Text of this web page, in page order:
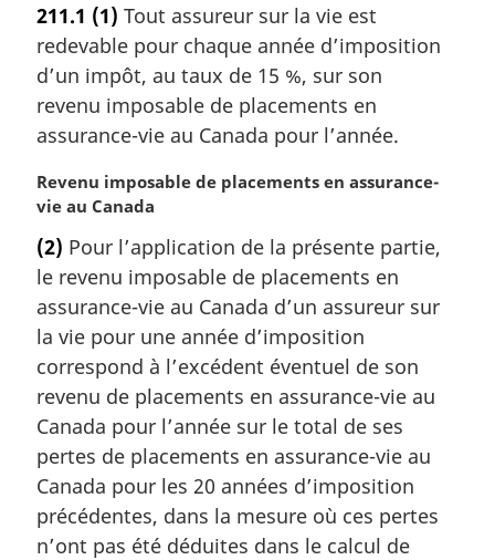
t
e
m
a
g
n
a
l
e
:
211.1 (1) Tout assureur sur la vie est
redevable pour chaque année d’imposition
d’un impôt, au taux de 15 %, sur son
revenu imposable de placements en
assurance-vie au Canada pour l’année.
N
o
e
m
a
r
i
n
a
l
e
:
Revenu imposable de placements en assurance-
vie au Canada
(2) Pour l’application de la présente partie,
le revenu imposable de placements en
assurance-vie au Canada d’un assureur sur
la vie pour une année d’imposition
correspond à l’excédent éventuel de son
revenu de placements en assurance-vie au
Canada pour l’année sur le total de ses
pertes de placements en assurance-vie au
Canada pour les 20 années d’imposition
précédentes, dans la mesure où ces pertes
n’ont pas été déduites dans le calcul de